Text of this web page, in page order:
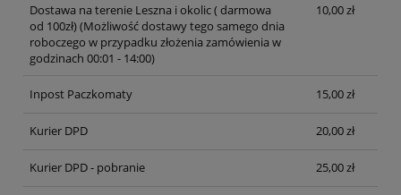
Dostawa na terenie Leszna i okolic ( darmowa
od 100zł)(Możliwość dostawy tego samego dnia
roboczego w przypadku złożenia zamówienia w
godzinach 00:01 - 14:00)
10,00 zł
Inpost Paczkomaty 15,00 zł
Kurier DPD 20,00 zł
Kurier DPD - pobranie 25,00 zł